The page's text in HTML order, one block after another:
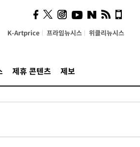
K-Artprice 프라임뉴시스 위클리뉴시스
제휴 콘텐츠 제보
사이 해답 찾았죠"…알을
깨고 나온 '초자아'